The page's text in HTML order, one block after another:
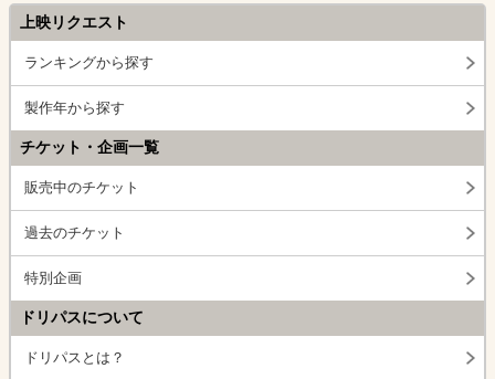
上映リクエスト
ランキングから探す
製作年から探す
チケット・企画一覧
販売中のチケット
過去のチケット
特別企画
ドリパスについて
ドリパスとは？